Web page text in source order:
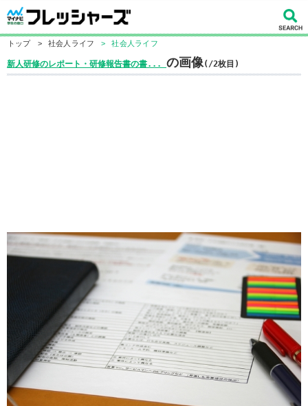
トップ > 社会人ライフ > 社会人ライフ
新人研修のレポート・研修報告書の書... の画像(/2枚目)